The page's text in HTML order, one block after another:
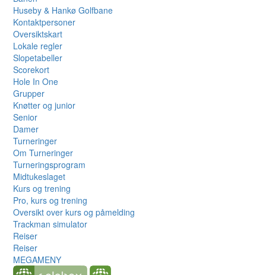
Huseby & Hankø Golfbane
Kontaktpersoner
Oversiktskart
Lokale regler
Slopetabeller
Scorekort
Hole In One
Grupper
Knøtter og junior
Senior
Damer
Turneringer
Om Turneringer
Turneringsprogram
Midtukeslaget
Kurs og trening
Pro, kurs og trening
Oversikt over kurs og påmelding
Trackman simulator
Reiser
Reiser
MEGAMENY